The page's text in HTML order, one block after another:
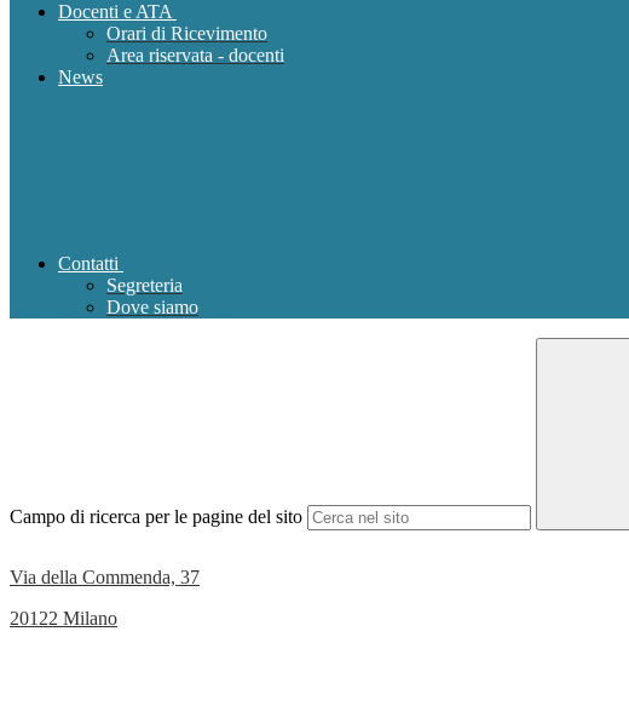
Docenti e ATA
Orari di Ricevimento
Area riservata - docenti
News
Contatti
Segreteria
Dove siamo
Campo di ricerca per le pagine del sito
Via della Commenda, 37
20122 Milano